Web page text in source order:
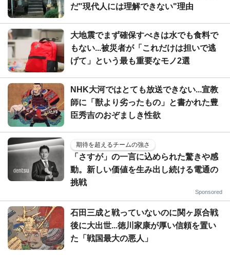
だ"現代人には理解できない"理由
大地震でまず確保すべきは水でも食料で
もない...被災者が「これだけは担いで逃
げて」という最も重要なモノ2選
NHK大河ではとても放送できない...宣教
師に「獣より劣ったもの」と書かれた豊
臣秀吉のおぞましき性欲
期待を超えるチームの強さ
「さすが」の一言に込められた驚きや感
動。新しい価値を生み出し続ける電通の
挑戦
Sponsored
石田三成と戦っていないのに関ヶ原合戦
後に大出世...徳川家康が厚い信頼を置い
た「戦国最大の悪人」